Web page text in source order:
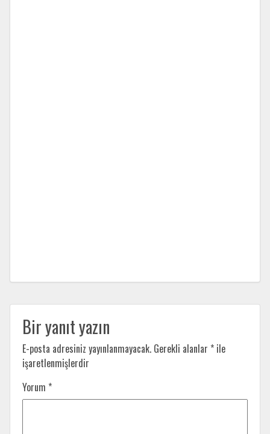
Bir yanıt yazın
E-posta adresiniz yayınlanmayacak. Gerekli alanlar * ile
işaretlenmişlerdir
Yorum *